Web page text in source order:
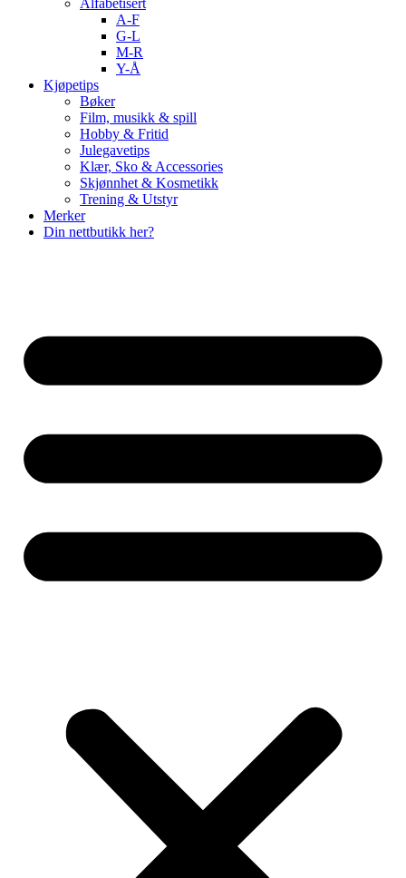
A-F
G-L
M-R
Y-Å
Kjøpetips
Bøker
Film, musikk & spill
Hobby & Fritid
Julegavetips
Klær, Sko & Accessories
Skjønnhet & Kosmetikk
Trening & Utstyr
Merker
Din nettbutikk her?